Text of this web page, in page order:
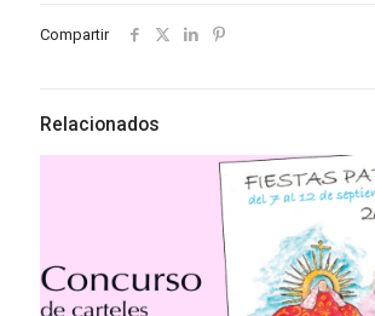
Compartir
Relacionados